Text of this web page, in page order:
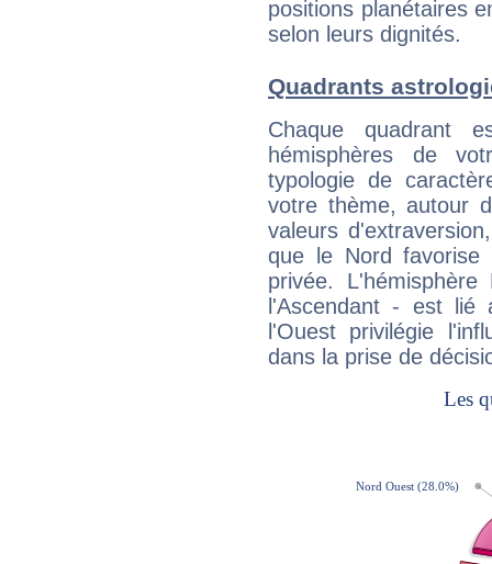
positions planétaires
selon leurs dignités.
Quadrants
Chaque quadrant
hémisphères de
typologie de
votre thème, autour
valeurs
que le Nord favorise
privée.
l'Ascendant - est
l'Ouest privilégie
dans la prise de